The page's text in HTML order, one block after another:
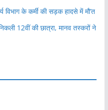
विभाग के कर्मी की सड़क हादसे में मौ’त
12वीं की छात्रा, मानव तस्करों ने